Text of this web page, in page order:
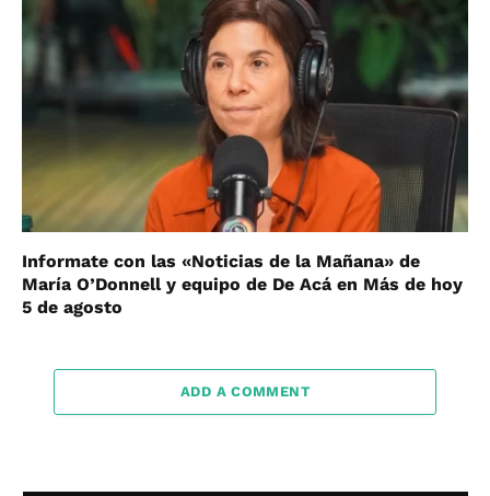
Informate con las «Noticias de la Mañana» de
María O’Donnell y equipo de De Acá en Más de hoy
5 de agosto
ADD A COMMENT